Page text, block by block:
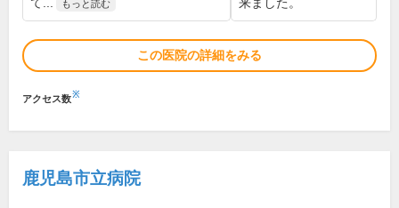
もっと読む
この医院の詳細をみる
アクセス数※
鹿児島市立病院